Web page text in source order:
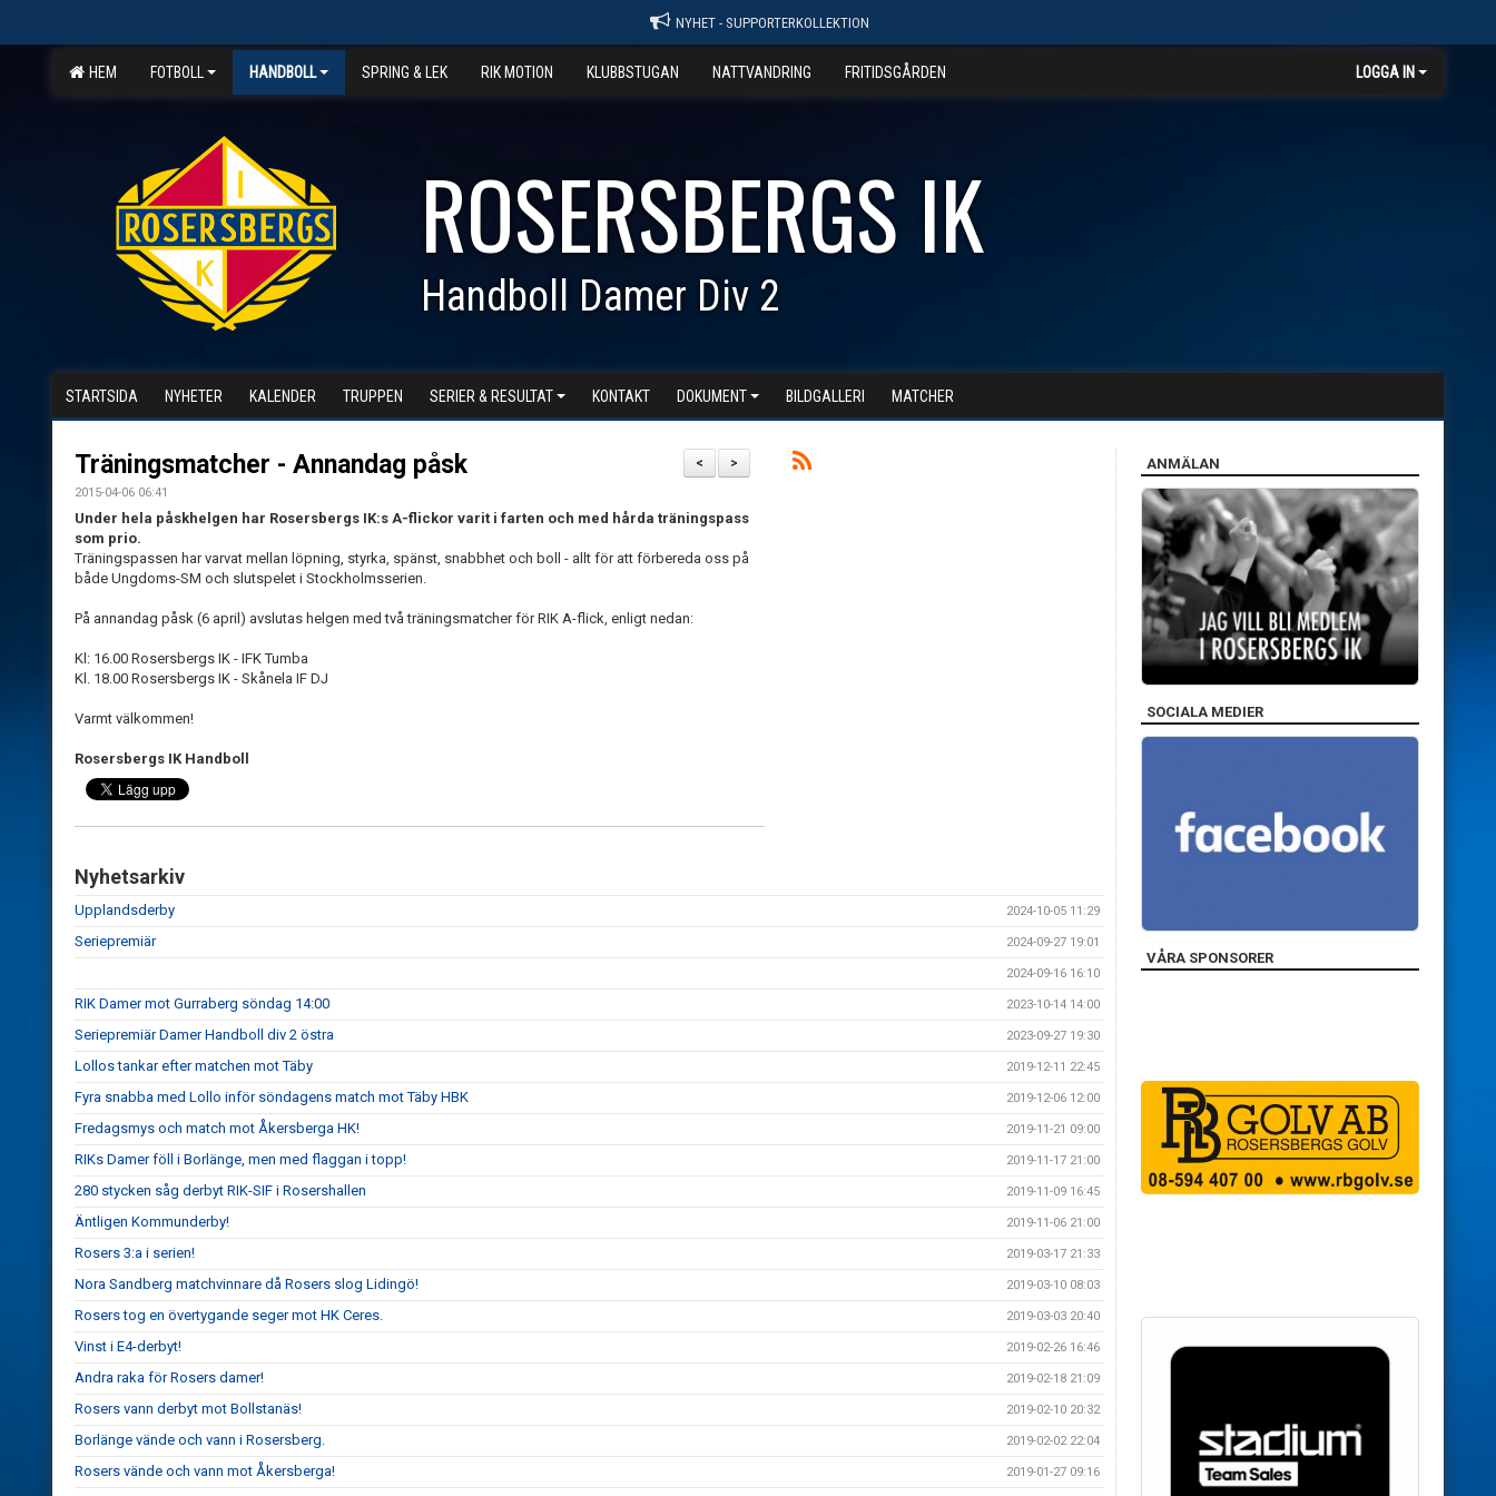
NYHET - SUPPORTERKOLLEKTION
HEM FOTBOLL HANDBOLL SPRING & LEK RIK MOTION KLUBBSTUGAN NATTVANDRING FRITIDSGÅRDEN LOGGA IN
ROSERSBERGS IK
Handboll Damer Div 2
STARTSIDA NYHETER KALENDER TRUPPEN SERIER & RESULTAT KONTAKT DOKUMENT BILDGALLERI MATCHER
>
<
Träningsmatcher - Annandag påsk
2015-04-06 06:41
Under hela påskhelgen har Rosersbergs IK:s A-flickor varit i farten och med hårda träningspass
som prio.
Träningspassen har varvat mellan löpning, styrka, spänst, snabbhet och boll - allt för att förbereda oss på
både Ungdoms-SM och slutspelet i Stockholmsserien.
På annandag påsk (6 april) avslutas helgen med två träningsmatcher för RIK A-flick, enligt nedan:
Kl: 16.00 Rosersbergs IK - IFK Tumba
Kl. 18.00 Rosersbergs IK - Skånela IF DJ
Varmt välkommen!
Rosersbergs IK Handboll
Nyhetsarkiv
Upplandsderby 2024-10-05 11:29
Seriepremiär 2024-09-27 19:01
2024-09-16 16:10
RIK Damer mot Gurraberg söndag 14:00 2023-10-14 14:00
Seriepremiär Damer Handboll div 2 östra 2023-09-27 19:30
Lollos tankar efter matchen mot Täby 2019-12-11 22:45
Fyra snabba med Lollo inför söndagens match mot Täby HBK 2019-12-06 12:00
Fredagsmys och match mot Åkersberga HK! 2019-11-21 09:00
RIKs Damer föll i Borlänge, men med flaggan i topp! 2019-11-17 21:00
280 stycken såg derbyt RIK-SIF i Rosershallen 2019-11-09 16:45
Äntligen Kommunderby! 2019-11-06 21:00
Rosers 3:a i serien! 2019-03-17 21:33
Nora Sandberg matchvinnare då Rosers slog Lidingö! 2019-03-10 08:03
Rosers tog en övertygande seger mot HK Ceres. 2019-03-03 20:40
Vinst i E4-derbyt! 2019-02-26 16:46
Andra raka för Rosers damer! 2019-02-18 21:09
Rosers vann derbyt mot Bollstanäs! 2019-02-10 20:32
Borlänge vände och vann i Rosersberg. 2019-02-02 22:04
Rosers vände och vann mot Åkersberga! 2019-01-27 09:16
ANMÄLAN
SOCIALA MEDIER
VÅRA SPONSORER